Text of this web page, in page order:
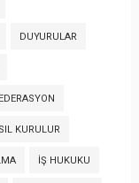
DUYURULAR
KURULUR
İŞ HUKUKU